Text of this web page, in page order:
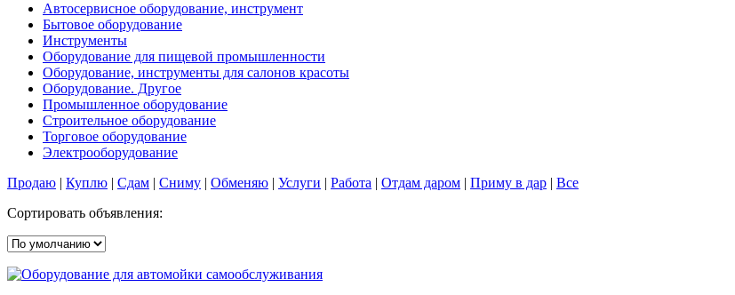
Автосервисное оборудование, инструмент
Бытовое оборудование
Инструменты
Оборудование для пищевой промышленности
Оборудование, инструменты для салонов красоты
Оборудование. Другое
Промышленное оборудование
Строительное оборудование
Торговое оборудование
Электрооборудование
Продаю | Куплю | Сдам | Сниму | Обменяю | Услуги | Работа | Отдам даром | Приму в дар | Все
Сортировать объявления: